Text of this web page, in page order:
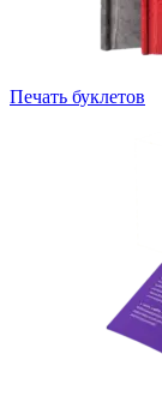
Печать буклетов